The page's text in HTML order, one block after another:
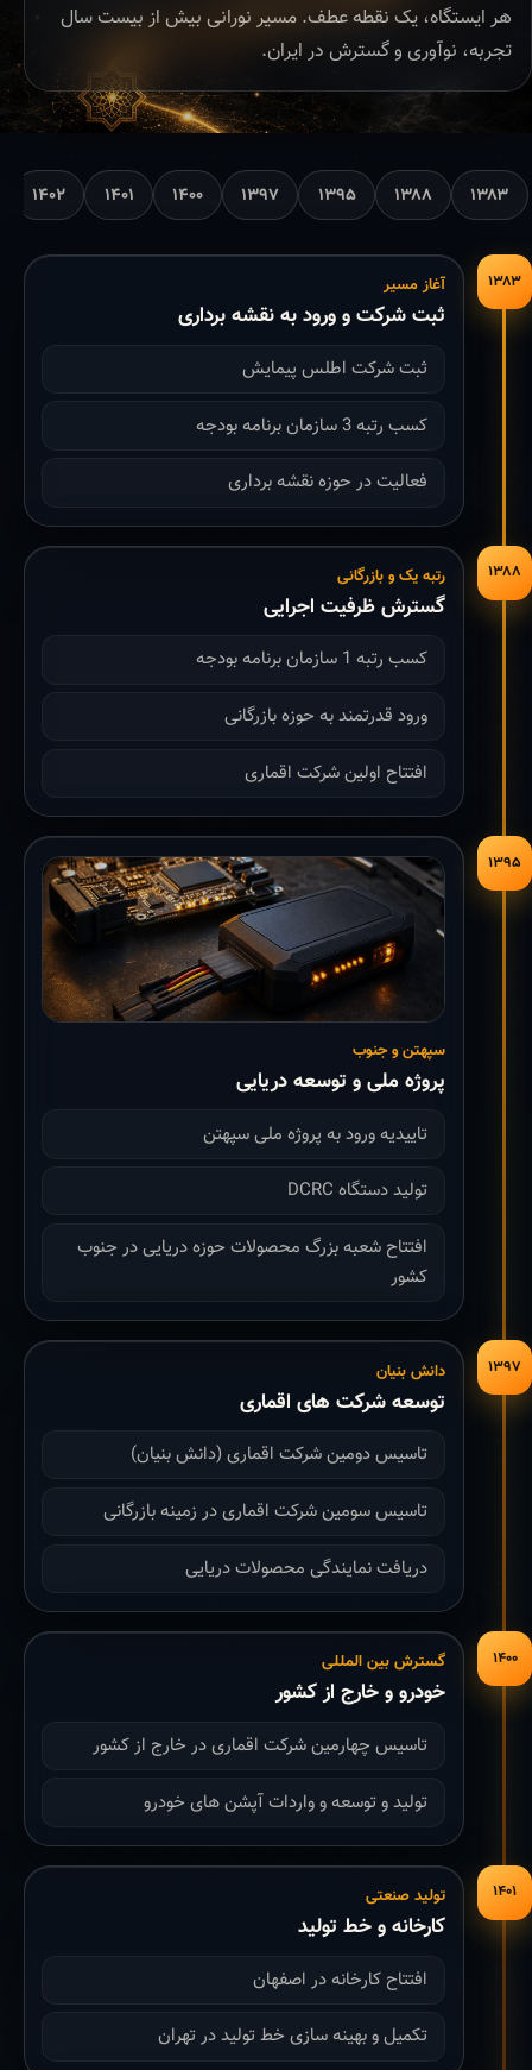
هر ایستگاه، یک نقطه عطف. مسیر نورانی بیش از بیست سال
تجربه، نوآوری و گسترش در ایران.
۱۳۸۳ ۱۳۸۸ ۱۳۹۵ ۱۳۹۷ ۱۴۰۰ ۱۴۰۱ ۱۴۰۲
۱۳۸۳ آغاز مسیر
ثبت شرکت و ورود به نقشه برداری
ثبت شرکت اطلس پیمایش
کسب رتبه 3 سازمان برنامه بودجه
فعالیت در حوزه نقشه برداری
۱۳۸۸ رتبه یک و بازرگانی
گسترش ظرفیت اجرایی
کسب رتبه 1 سازمان برنامه بودجه
ورود قدرتمند به حوزه بازرگانی
افتتاح اولین شرکت اقماری
۱۳۹۵
سپهتن و جنوب
پروژه ملی و توسعه دریایی
تاییدیه ورود به پروژه ملی سپهتن
تولید دستگاه DCRC
افتتاح شعبه بزرگ محصولات حوزه دریایی در جنوب
کشور
۱۳۹۷ دانش بنیان
توسعه شرکت های اقماری
تاسیس دومین شرکت اقماری (دانش بنیان)
تاسیس سومین شرکت اقماری در زمینه بازرگانی
دریافت نمایندگی محصولات دریایی
۱۴۰۰ گسترش بین المللی
خودرو و خارج از کشور
تاسیس چهارمین شرکت اقماری در خارج از کشور
تولید و توسعه و واردات آپشن های خودرو
۱۴۰۱ تولید صنعتی
کارخانه و خط تولید
افتتاح کارخانه در اصفهان
تکمیل و بهینه سازی خط تولید در تهران